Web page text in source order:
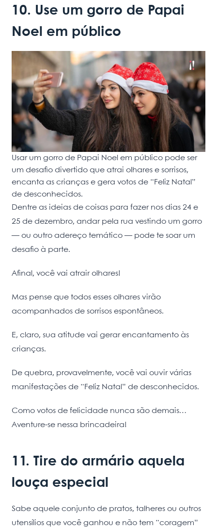
10. Use um gorro de Papai
Noel em público
Usar um gorro de Papai Noel em público pode ser
um desafio divertido que atrai olhares e sorrisos,
encanta as crianças e gera votos de “Feliz Natal”
de desconhecidos.
Dentre as ideias de coisas para fazer nos dias 24 e
25 de dezembro, andar pela rua vestindo um gorro
— ou outro adereço temático — pode te soar um
desafio à parte.
Afinal, você vai atrair olhares!
Mas pense que todos esses olhares virão
acompanhados de sorrisos espontâneos.
E, claro, sua atitude vai gerar encantamento às
crianças.
De quebra, provavelmente, você vai ouvir várias
manifestações de “Feliz Natal” de desconhecidos.
Como votos de felicidade nunca são demais…
Aventure-se nessa brincadeira!
11. Tire do armário aquela
louça especial
Sabe aquele conjunto de pratos, talheres ou outros
utensílios que você ganhou e não tem “coragem”